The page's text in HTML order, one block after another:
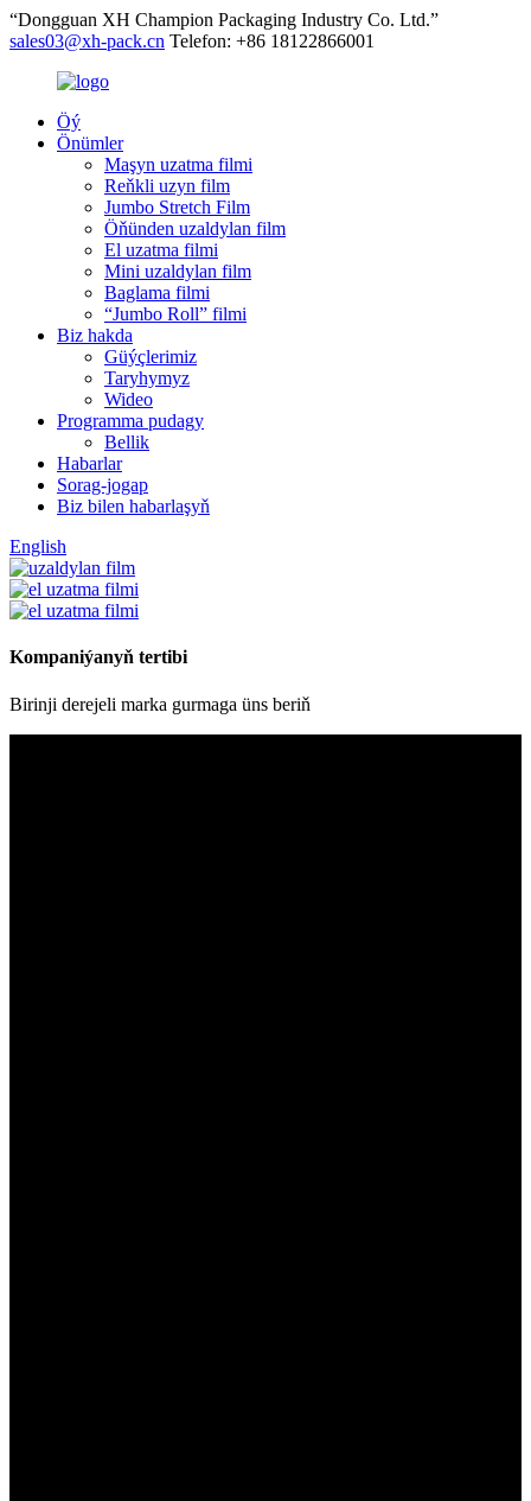
“Dongguan XH Champion Packaging Industry Co. Ltd.”
sales03@xh-pack.cn Telefon: +86 18122866001
Öý
Önümler
Maşyn uzatma filmi
Reňkli uzyn film
Jumbo Stretch Film
Öňünden uzaldylan film
El uzatma filmi
Mini uzaldylan film
Baglama filmi
“Jumbo Roll” filmi
Biz hakda
Güýçlerimiz
Taryhymyz
Wideo
Programma pudagy
Bellik
Habarlar
Sorag-jogap
Biz bilen habarlaşyň
English
Kompaniýanyň tertibi
Birinji derejeli marka gurmaga üns beriň